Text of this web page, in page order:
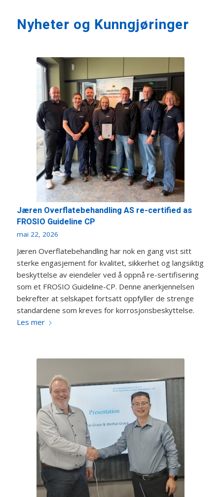
Nyheter og Kunngjøringer
Jæren Overflatebehandling AS re-certified as
FROSIO Guideline CP
mai 22, 2026
Jæren Overflatebehandling har nok en gang vist sitt
sterke engasjement for kvalitet, sikkerhet og langsiktig
beskyttelse av eiendeler ved å oppnå re-sertifisering
som et FROSIO Guideline-CP. Denne anerkjennelsen
bekrefter at selskapet fortsatt oppfyller de strenge
standardene som kreves for korrosjonsbeskyttelse.
Les mer